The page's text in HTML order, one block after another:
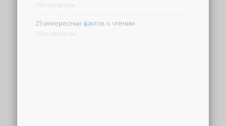
35k просмотров
25 интересных фактов о чтении
28.8k просмотра